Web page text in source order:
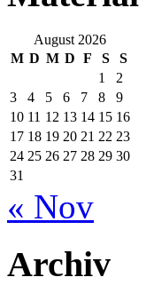
August 2026
M D M D F S
S
1
2
3
4 5 6 7 8
9
10 11 12 13 14 15 16
17 18 19 20 21 22 23
24 25 26 27 28 29 30
31
« Nov
Archiv